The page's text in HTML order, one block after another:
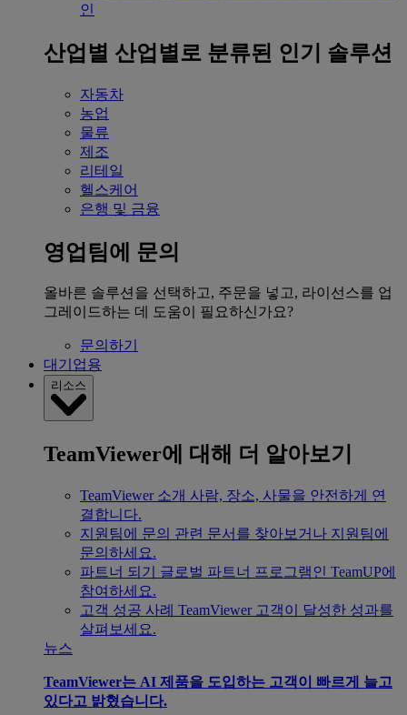
인
산업별 산업별로 분류된 인기 솔루션
자동차
농업
물류
제조
리테일
헬스케어
은행 및 금융
영업팀에 문의
올바른 솔루션을 선택하고, 주문을 넣고, 라이선스를 업
그레이드하는 데 도움이 필요하신가요?
문의하기
대기업용
리소스
TeamViewer에 대해 더 알아보기
TeamViewer 소개 사람, 장소, 사물을 안전하게 연
결합니다.
지원팀에 문의 관련 문서를 찾아보거나 지원팀에
문의하세요.
파트너 되기
글로벌 파트너 프로그램인 TeamUP에
참여하세요.
고객 성공 사례 TeamViewer 고객이 달성한 성과를
살펴보세요.
뉴스
TeamViewer는 AI 제품을 도입하는 고객이 빠르게 늘고
있다고 밝혔습니다.